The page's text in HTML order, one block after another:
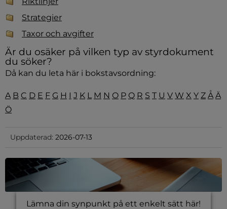
Strategier
Taxor och avgifter
Är du osäker på vilken typ av styrdokument
du söker?
Då kan du leta här i bokstavsordning:
A B C D E F G H I J K L M N O P Q R S T U V W X Y Z Å Ä
Ö
Uppdaterad: 2026-07-13
Lämna din synpunkt på ett enkelt sätt här!